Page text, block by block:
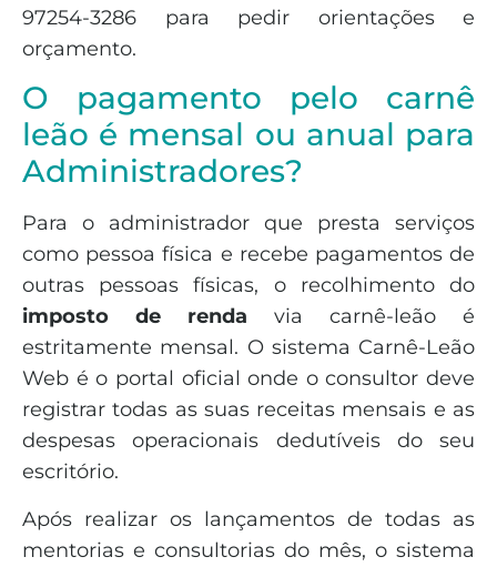
97254-3286 para pedir orientações e
orçamento.
O pagamento pelo carnê
leão é mensal ou anual para
Administradores?
Para o administrador que presta serviços
como pessoa física e recebe pagamentos de
outras pessoas físicas, o recolhimento do
imposto de renda via carnê-leão é
estritamente mensal. O sistema Carnê-Leão
Web é o portal oficial onde o consultor deve
registrar todas as suas receitas mensais e as
despesas operacionais dedutíveis do seu
escritório.
Após realizar os lançamentos de todas as
mentorias e consultorias do mês, o sistema